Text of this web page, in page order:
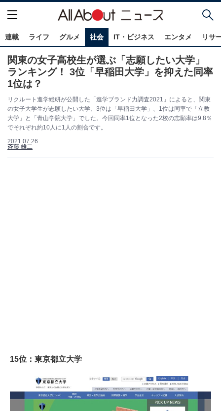
連載 ライフ グルメ 社会 IT・ビジネス エンタメ リサ
関東の女子高校生が選ぶ「志願したい大学」
ランキング！ 3位「早稲田大学」を抑えた同率
1位は？
リクルート進学総研が公開した「進学ブランド力調査2021」によると、関東
の女子大学生が志願したい大学、3位は「早稲田大学」、1位は同率で「立教
大学」と「青山学院大学」でした。今回同率1位となった2校の志願率は9.8％
でそれぞれ約10人に1人の割合です。
2021.07.26
斉藤 雄二
15位：東京都立大学